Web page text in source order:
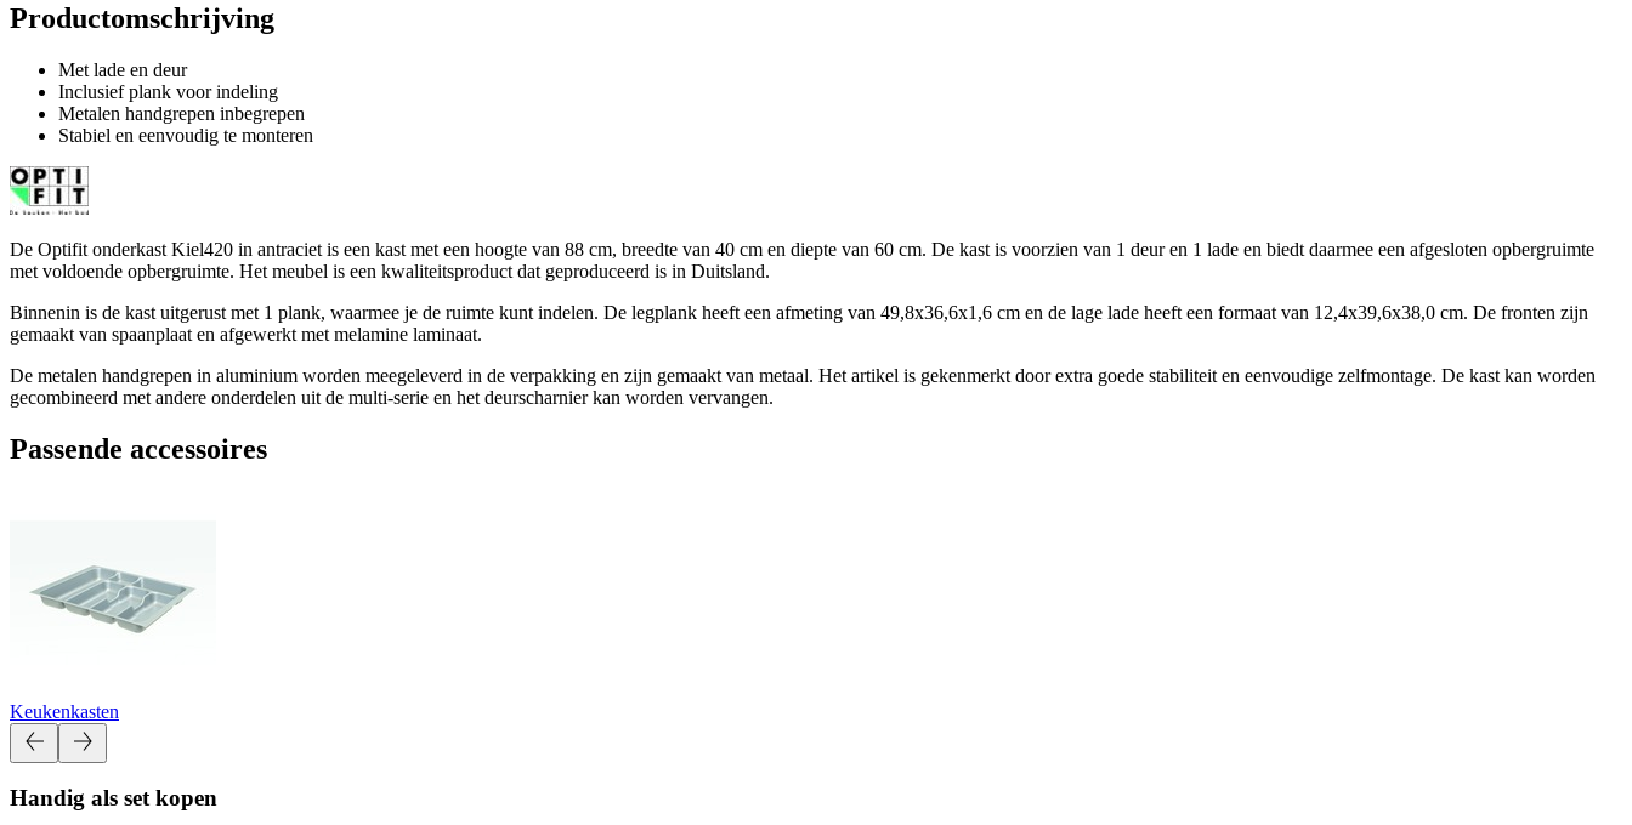
Productomschrijving
Met lade en deur
Inclusief plank voor indeling
Metalen handgrepen inbegrepen
Stabiel en eenvoudig te monteren
De Optifit onderkast Kiel420 in antraciet is een kast met een hoogte van 88 cm, breedte van 40 cm en diepte van 60 cm. De kast is voorzien van 1 deur en 1 lade en biedt daarmee een afgesloten opbergruimte
met voldoende opbergruimte. Het meubel is een kwaliteitsproduct dat geproduceerd is in Duitsland.
Binnenin is de kast uitgerust met 1 plank, waarmee je de ruimte kunt indelen. De legplank heeft een afmeting van 49,8x36,6x1,6 cm en de lage lade heeft een formaat van 12,4x39,6x38,0 cm. De fronten zijn
gemaakt van spaanplaat en afgewerkt met melamine laminaat.
De metalen handgrepen in aluminium worden meegeleverd in de verpakking en zijn gemaakt van metaal. Het artikel is gekenmerkt door extra goede stabiliteit en eenvoudige zelfmontage. De kast kan worden
gecombineerd met andere onderdelen uit de multi-serie en het deurscharnier kan worden vervangen.
Passende accessoires
Keukenkasten
Handig als set kopen